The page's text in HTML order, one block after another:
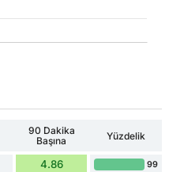
90 Dakika
Başına
Yüzdelik
4.86 99